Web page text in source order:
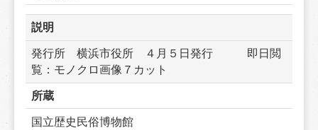
説明
発行所　横浜市役所　４月５日発行　　　即日閲
覧：モノクロ画像７カット
所蔵
国立歴史民俗博物館